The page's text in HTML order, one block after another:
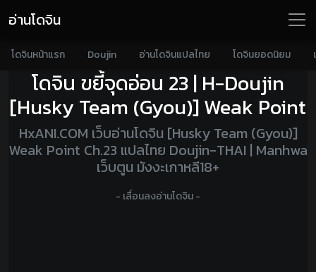
อ่านโดจิน
โดจินหน้าแรก Doujin อ่านโดจินแปลไทย โดจินยอดนิยม
โดจิน ขยี้จุดอ่อน 23 | H-Doujin
[Husky Team (Gyou)] Weak Point
HxANI.COM เว็บอ่านโดจิน [Husky Team (Gyou)]
Weak Point Ch.23 แปลไทย Doujin-THAI | Manhwa
เว็บตูน มังงะเกาหลี18+
- เลื่อนลงอ่านโดจิน -